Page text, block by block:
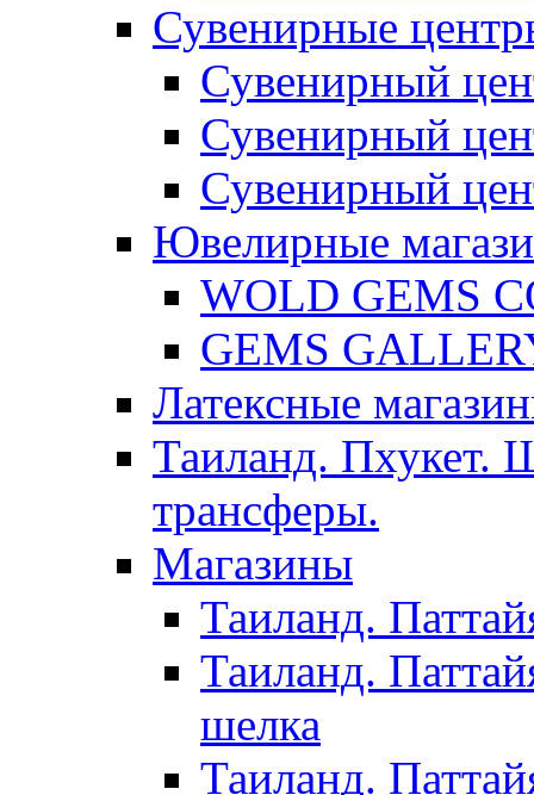
Сувенирные
Сувенирный
Сувенирный
Сувенирный
Ювелирные
WOLD GEMS
GEMS
Латексные
Таиланд. Пхукет.
трансферы.
Магазины
Таиланд.
Таиланд.
шелка
Таиланд.